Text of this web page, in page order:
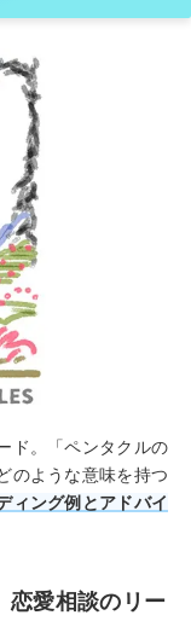
ド。「ペンタクルの
のような意味を持つ
ィング例とアドバイ
恋愛相談のリー